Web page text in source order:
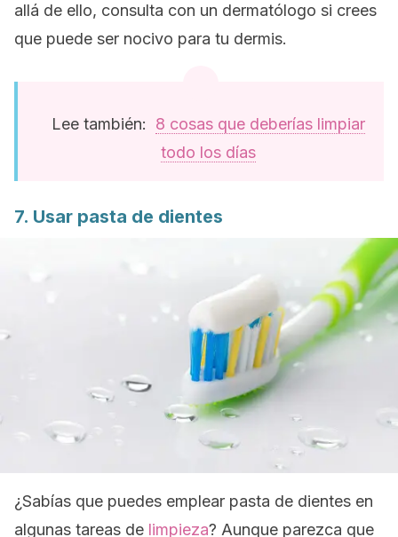
allá de ello, consulta con un dermatólogo si crees
que puede ser nocivo para tu dermis.
Lee también: 8 cosas que deberías limpiar
todo los días
7. Usar pasta de dientes
¿Sabías que puedes emplear pasta de dientes en
algunas tareas de limpieza? Aunque parezca que